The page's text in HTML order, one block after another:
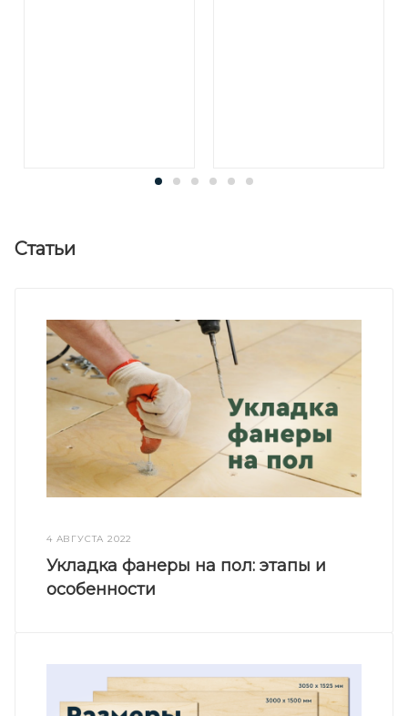
Статьи
4 АВГУСТА 2022
Укладка фанеры на пол: этапы и
особенности